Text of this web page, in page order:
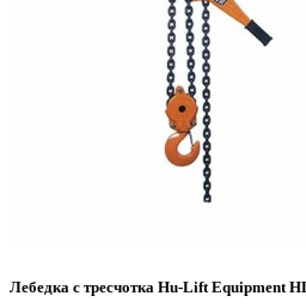
Лебедка с тресчотка Hu-Lift Equipment